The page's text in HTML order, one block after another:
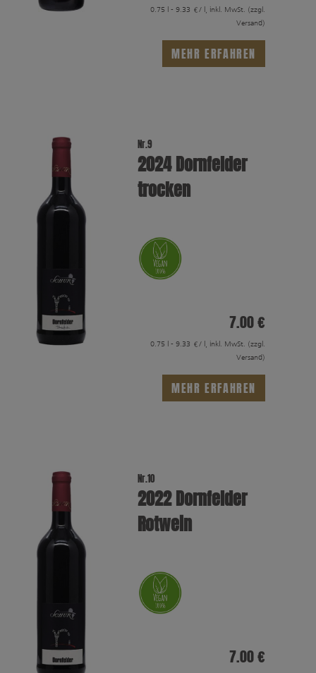
0.75 l - 9.33 €/ l, inkl. MwSt. (zzgl.
Versand)
MEHR ERFAHREN
Nr.9
2024 Dornfelder
trocken
7.00 €
0.75 l - 9.33 €/ l, inkl. MwSt. (zzgl.
Versand)
MEHR ERFAHREN
Nr.10
2022 Dornfelder
Rotwein
7.00 €